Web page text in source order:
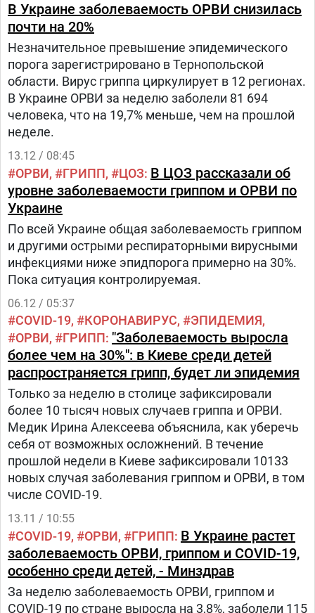
В Украине заболеваемость ОРВИ снизилась
почти на 20%
Незначительное превышение эпидемического
порога зарегистрировано в Тернопольской
области. Вирус гриппа циркулирует в 12 регионах.
В Украине ОРВИ за неделю заболели 81 694
человека, что на 19,7% меньше, чем на прошлой
неделе.
13.12 / 08:45
ОРВИ ГРИПП ЦОЗ В ЦОЗ рассказали об
уровне заболеваемости гриппом и ОРВИ по
Украине
По всей Украине общая заболеваемость гриппом
и другими острыми респираторными вирусными
инфекциями ниже эпидпорога примерно на 30%.
Пока ситуация контролируемая.
06.12 / 05:37
COVID-19 КОРОНАВИРУС
ЭПИДЕМИЯ
ОРВИ
ГРИПП "Заболеваемость выросла
более чем на 30%": в Киеве среди детей
распространяется грипп, будет ли эпидемия
Только за неделю в столице зафиксировали
более 10 тысяч новых случаев гриппа и ОРВИ.
Медик Ирина Алексеева объяснила, как уберечь
себя от возможных осложнений. В течение
прошлой недели в Киеве зафиксировали 10133
новых случая заболевания гриппом и ОРВИ, в том
числе COVID-19.
13.11 / 10:55
COVID-19 ОРВИ ГРИПП В Украине растет
заболеваемость ОРВИ, гриппом и COVID-19,
особенно среди детей, - Минздрав
За неделю заболеваемость ОРВИ, гриппом и
COVID-19 по стране выросла на 3,8%, заболели 115